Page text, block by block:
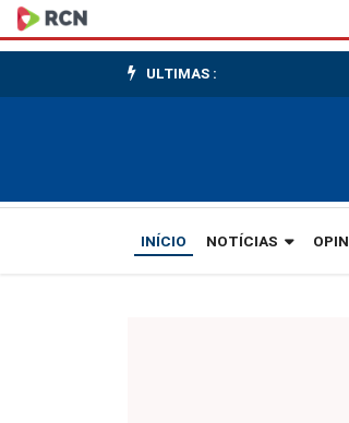
As
empresas
precisam
conexões
ULTIMAS :
INÍCIO NOTÍCIAS